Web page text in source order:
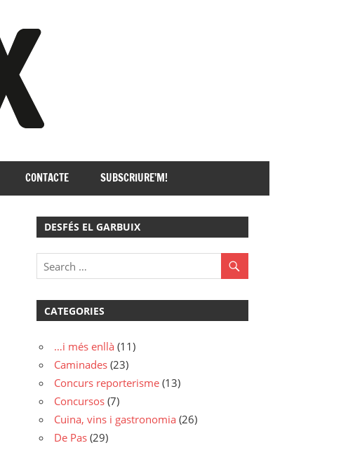
CONTACTE SUBSCRIURE’M!
DESFÉS EL GARBUIX
CATEGORIES
…i més enllà (11)
Caminades (23)
Concurs reporterisme (13)
Concursos (7)
Cuina, vins i gastronomia (26)
De Pas (29)